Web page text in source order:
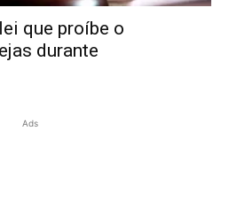
que proíbe o
durante
Ads